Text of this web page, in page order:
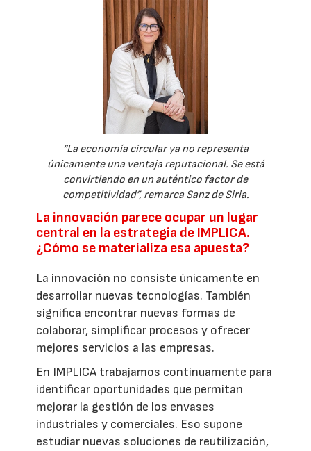
“La economía circular ya no representa
únicamente una ventaja reputacional. Se está
convirtiendo en un auténtico factor de
competitividad”, remarca Sanz de Siria.
La innovación parece ocupar un lugar
central en la estrategia de IMPLICA.
¿Cómo se materializa esa apuesta?
La innovación no consiste únicamente en
desarrollar nuevas tecnologías. También
significa encontrar nuevas formas de
colaborar, simplificar procesos y ofrecer
mejores servicios a las empresas.
En IMPLICA trabajamos continuamente para
identificar oportunidades que permitan
mejorar la gestión de los envases
industriales y comerciales. Eso supone
estudiar nuevas soluciones de reutilización,